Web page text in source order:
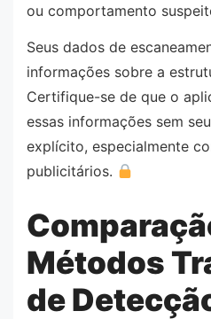
ou comportamento
Seus dados de
informações sobre a
Certifique-se de que o
essas informações sem
explícito, especialmente
publicitários.
Métodos
de